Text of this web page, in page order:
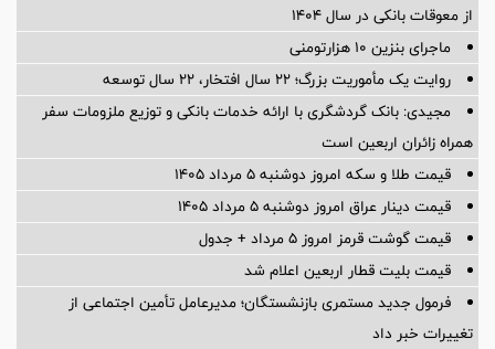
از معوقات بانکی در سال ۱۴۰۴
ماجرای بنزین ۱۰ هزارتومنی
روایت یک مأموریت بزرگ؛ ۲۲ سال افتخار، ۲۲ سال توسعه
مجیدی: بانک گردشگری با ارائه خدمات بانکی و توزیع ملزومات سفر
همراه زائران اربعین است
قیمت طلا و سکه امروز دوشنبه ۵ مرداد ۱۴۰۵
قیمت دینار عراق امروز دوشنبه ۵ مرداد ۱۴۰۵
قیمت گوشت قرمز امروز ۵ مرداد + جدول
قیمت بلیت قطار اربعین اعلام شد
فرمول جدید مستمری بازنشستگان؛ مدیرعامل تأمین اجتماعی از
تغییرات خبر داد